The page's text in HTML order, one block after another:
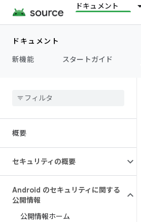
ドキュメント
ドキュメント
新機能
スタートガイド
概要
セキュリティの概要
Android のセキュリティに関する
公開情報
公開情報ホーム